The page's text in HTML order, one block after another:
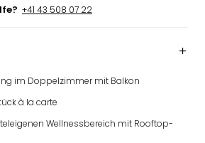
+41 43 508 07 22
im Doppelzimmer mit Balkon
à la carte
Wellnessbereich mit Rooftop-